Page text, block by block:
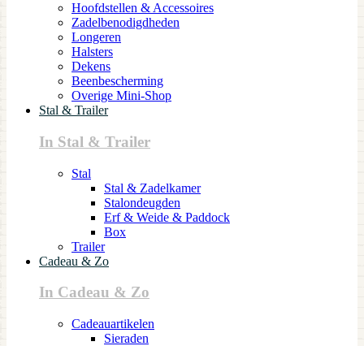
Hoofdstellen & Accessoires
Zadelbenodigdheden
Longeren
Halsters
Dekens
Beenbescherming
Overige Mini-Shop
Stal & Trailer
In Stal & Trailer
Stal
Stal & Zadelkamer
Stalondeugden
Erf & Weide & Paddock
Box
Trailer
Cadeau & Zo
In Cadeau & Zo
Cadeauartikelen
Sieraden